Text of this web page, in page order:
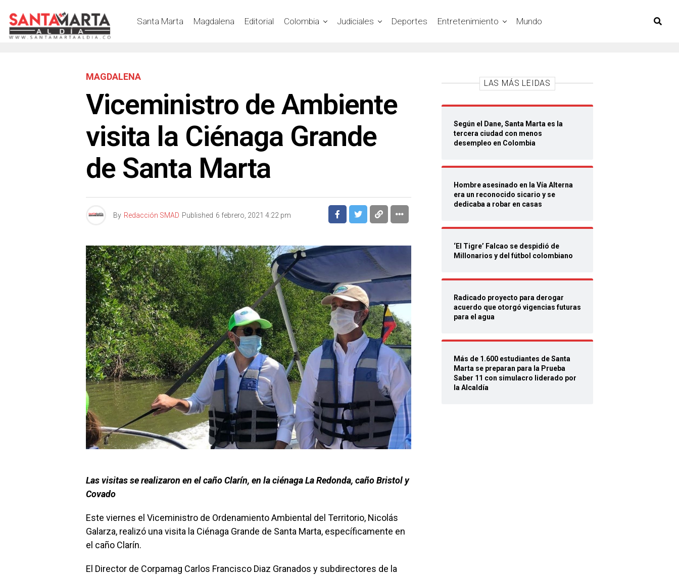
Santa Marta Magdalena Editorial Colombia Judiciales Deportes Entretenimiento Mundo
MAGDALENA
Viceministro de Ambiente
visita la Ciénaga Grande
de Santa Marta
By Redacción SMAD Published 6 febrero, 2021 4:22 pm
Las visitas se realizaron en el caño Clarín, en la ciénaga La Redonda, caño Bristol y
Covado
Este viernes el Viceministro de Ordenamiento Ambiental del Territorio, Nicolás
Galarza, realizó una visita la Ciénaga Grande de Santa Marta, específicamente en
el caño Clarín.
El Director de Corpamag Carlos Francisco Diaz Granados y subdirectores de la
LAS MÁS LEIDAS
Según el Dane, Santa Marta es la
tercera ciudad con menos
desempleo en Colombia
Hombre asesinado en la Vía Alterna
era un reconocido sicario y se
dedicaba a robar en casas
‘El Tigre’ Falcao se despidió de
Millonarios y del fútbol colombiano
Radicado proyecto para derogar
acuerdo que otorgó vigencias futuras
para el agua
Más de 1.600 estudiantes de Santa
Marta se preparan para la Prueba
Saber 11 con simulacro liderado por
la Alcaldía